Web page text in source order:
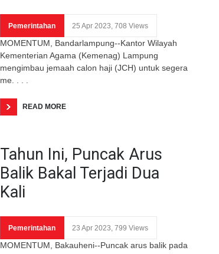
Pemerintahan 25 Apr 2023, 708 Views
MOMENTUM, Bandarlampung--Kantor Wilayah
Kementerian Agama (Kemenag) Lampung
mengimbau jemaah calon haji (JCH) untuk segera
me. . . .
READ MORE
Tahun Ini, Puncak Arus
Balik Bakal Terjadi Dua
Kali
Pemerintahan 23 Apr 2023, 799 Views
MOMENTUM, Bakauheni--Puncak arus balik pada